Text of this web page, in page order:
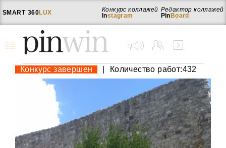
SMART 360LUX
Редактор коллажей
Pin Board
Конкурс коллажей
Instagram
Конкурс завершен Количество работ:432